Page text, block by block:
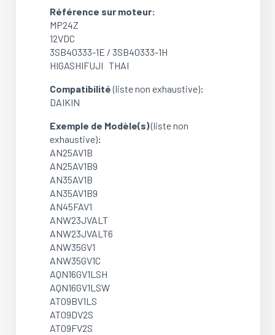
Référence sur moteur:
MP24Z
12VDC
3SB40333-1E / 3SB40333-1H
HIGASHIFUJI THAI
Compatibilité(liste non exhaustive):
DAIKIN
Exemple de Modèle(s)(liste non
exhaustive):
AN25AV1B
AN25AV1B9
AN35AV1B
AN35AV1B9
AN45FAV1
ANW23JVALT
ANW23JVALT6
ANW35GV1
ANW35GV1C
AQN16GV1LSH
AQN16GV1LSW
AT09BV1LS
AT09DV2S
AT09FV2S